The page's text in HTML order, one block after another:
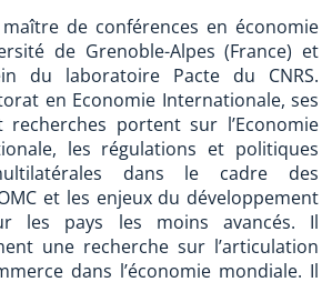
maître de conférences en économie
de Grenoble-Alpes (France) et
du laboratoire Pacte du CNRS.
en Economie Internationale, ses
recherches portent sur l’Economie
les régulations et politiques
dans le cadre des
et les enjeux du développement
les pays les moins avancés. Il
une recherche sur l’articulation
dans l’économie mondiale. Il